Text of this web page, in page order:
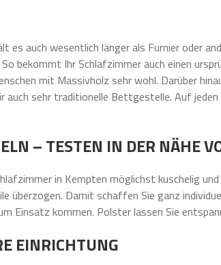
es auch wesentlich länger als Furnier oder
bekommt Ihr Schlafzimmer auch einen
mit Massivholz sehr wohl. Darüber
sehr traditionelle Bettgestelle. Auf jeden
– TESTEN IN DER NÄHE
in Kempten möglichst kuschelig
Damit schaffen Sie ganz
Einsatz kommen. Polster lassen Sie
EINRICHTUNG